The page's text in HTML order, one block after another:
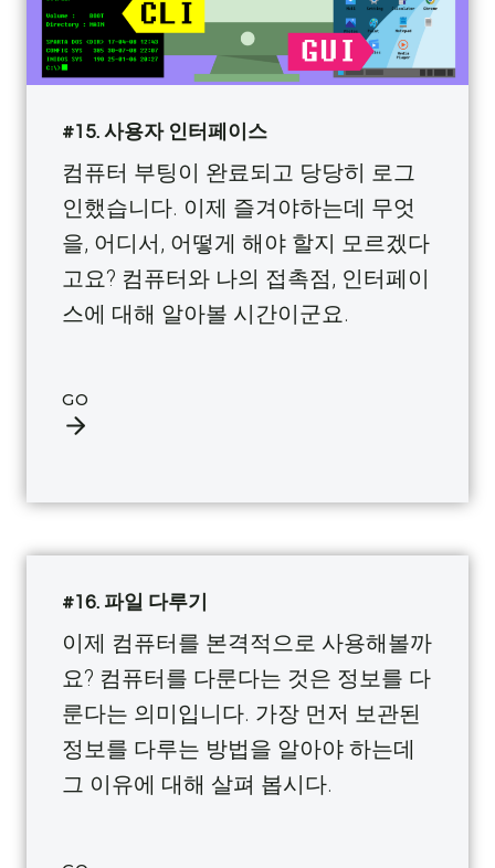
#15. 사용자 인터페이스
컴퓨터 부팅이 완료되고 당당히 로그
인했습니다. 이제 즐겨야하는데 무엇
을, 어디서, 어떻게 해야 할지 모르겠다
고요? 컴퓨터와 나의 접촉점, 인터페이
스에 대해 알아볼 시간이군요.
GO
#16. 파일 다루기
이제 컴퓨터를 본격적으로 사용해볼까
요? 컴퓨터를 다룬다는 것은 정보를 다
룬다는 의미입니다. 가장 먼저 보관된
정보를 다루는 방법을 알아야 하는데
그 이유에 대해 살펴 봅시다.